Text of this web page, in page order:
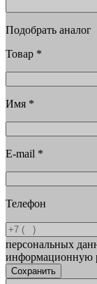
Подобрать аналог
Товар *
Имя *
E-mail *
Телефон
персональных
информационную
Сохранить